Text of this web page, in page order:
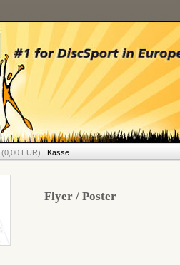
(0,00 EUR) | Kasse
Flyer / Poster